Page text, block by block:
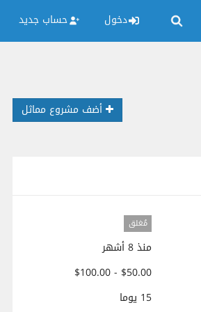
دخول حساب جديد
أضف مشروع مماثل
مُغلق
منذ 8 أشهر
$50.00 - $100.00
15 يوما